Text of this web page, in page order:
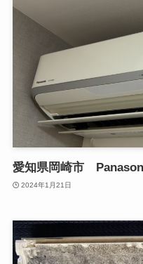
愛知県岡崎市
2024年1月21日